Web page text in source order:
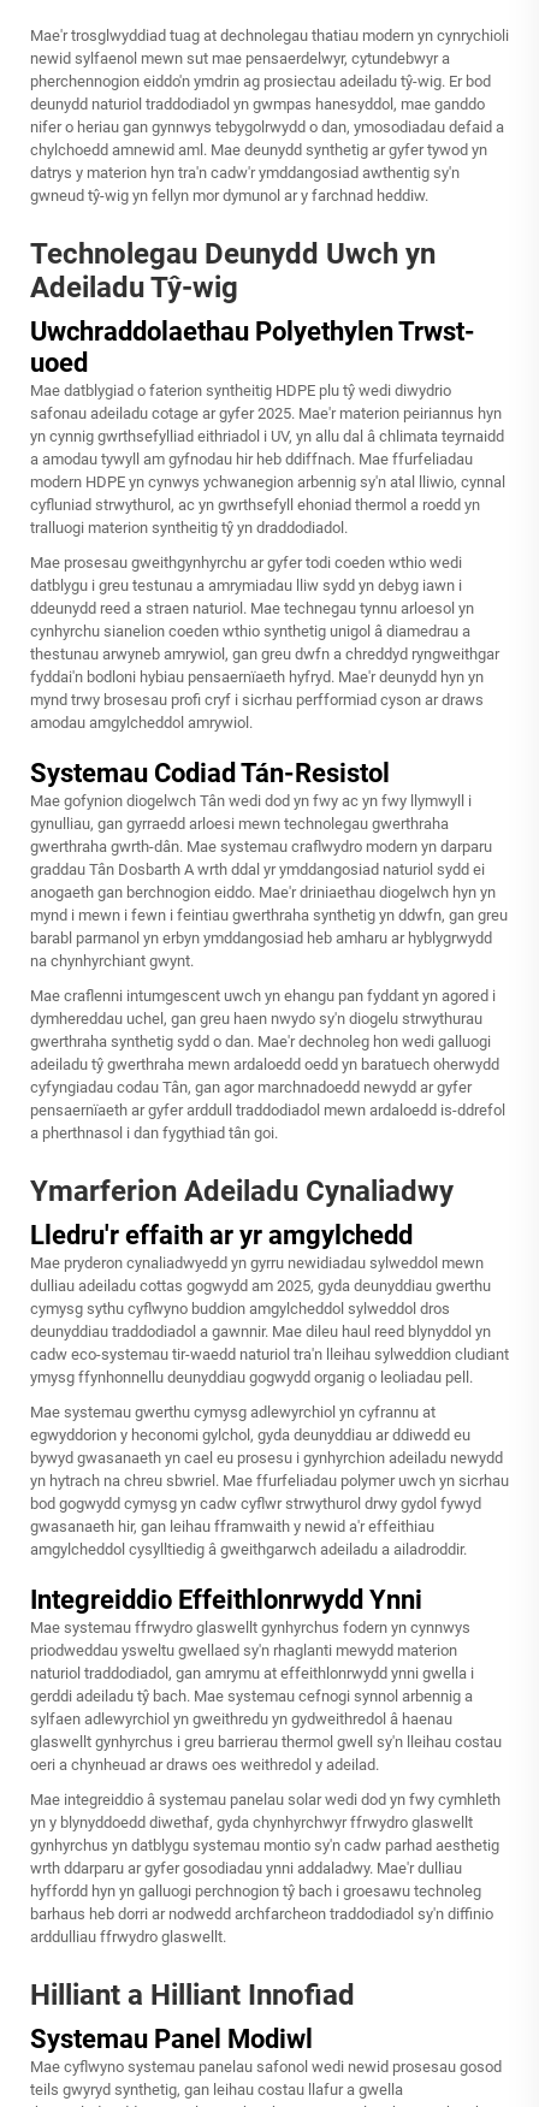
Mae'r trosglwyddiad tuag at dechnolegau thatiau modern yn cynrychioli
newid sylfaenol mewn sut mae pensaerdelwyr, cytundebwyr a
pherchennogion eiddo'n ymdrin ag prosiectau adeiladu tŷ-wig. Er bod
deunydd naturiol traddodiadol yn gwmpas hanesyddol, mae ganddo
nifer o heriau gan gynnwys tebygolrwydd o dan, ymosodiadau defaid a
chylchoedd amnewid aml. Mae deunydd synthetig ar gyfer tywod yn
datrys y materion hyn tra'n cadw'r ymddangosiad awthentig sy'n
gwneud tŷ-wig yn fellyn mor dymunol ar y farchnad heddiw.
Technolegau Deunydd Uwch yn
Adeiladu Tŷ-wig
Uwchraddolaethau Polyethylen Trwst-
uoed
Mae datblygiad o faterion syntheitig HDPE plu tŷ wedi diwydrio
safonau adeiladu cotage ar gyfer 2025. Mae'r materion peiriannus hyn
yn cynnig gwrthsefylliad eithriadol i UV, yn allu dal â chlimata teyrnaidd
a amodau tywyll am gyfnodau hir heb ddiffnach. Mae ffurfeliadau
modern HDPE yn cynwys ychwanegion arbennig sy'n atal lliwio, cynnal
cyfluniad strwythurol, ac yn gwrthsefyll ehoniad thermol a roedd yn
tralluogi materion syntheitig tŷ yn draddodiadol.
Mae prosesau gweithgynhyrchu ar gyfer todi coeden wthio wedi
datblygu i greu testunau a amrymiadau lliw sydd yn debyg iawn i
ddeunydd reed a straen naturiol. Mae technegau tynnu arloesol yn
cynhyrchu sianelion coeden wthio synthetig unigol â diamedrau a
thestunau arwyneb amrywiol, gan greu dwfn a chreddyd ryngweithgar
fyddai'n bodloni hybiau pensaernïaeth hyfryd. Mae'r deunydd hyn yn
mynd trwy brosesau profi cryf i sicrhau perfformiad cyson ar draws
amodau amgylcheddol amrywiol.
Systemau Codiad Tán-Resistol
Mae gofynion diogelwch Tân wedi dod yn fwy ac yn fwy llymwyll i
gynulliau, gan gyrraedd arloesi mewn technolegau gwerthraha
gwerthraha gwrth-dân. Mae systemau craflwydro modern yn darparu
graddau Tân Dosbarth A wrth ddal yr ymddangosiad naturiol sydd ei
anogaeth gan berchnogion eiddo. Mae'r driniaethau diogelwch hyn yn
mynd i mewn i fewn i feintiau gwerthraha synthetig yn ddwfn, gan greu
barabl parmanol yn erbyn ymddangosiad heb amharu ar hyblygrwydd
na chynhyrchiant gwynt.
Mae craflenni intumgescent uwch yn ehangu pan fyddant yn agored i
dymhereddau uchel, gan greu haen nwydo sy'n diogelu strwythurau
gwerthraha synthetig sydd o dan. Mae'r dechnoleg hon wedi galluogi
adeiladu tŷ gwerthraha mewn ardaloedd oedd yn baratuech oherwydd
cyfyngiadau codau Tân, gan agor marchnadoedd newydd ar gyfer
pensaernïaeth ar gyfer arddull traddodiadol mewn ardaloedd is-ddrefol
a pherthnasol i dan fygythiad tân goi.
Ymarferion Adeiladu Cynaliadwy
Lledru'r effaith ar yr amgylchedd
Mae pryderon cynaliadwyedd yn gyrru newidiadau sylweddol mewn
dulliau adeiladu cottas gogwydd am 2025, gyda deunyddiau gwerthu
cymysg sythu cyflwyno buddion amgylcheddol sylweddol dros
deunyddiau traddodiadol a gawnnir. Mae dileu haul reed blynyddol yn
cadw eco-systemau tir-waedd naturiol tra'n lleihau sylweddion cludiant
ymysg ffynhonnellu deunyddiau gogwydd organig o leoliadau pell.
Mae systemau gwerthu cymysg adlewyrchiol yn cyfrannu at
egwyddorion y heconomi gylchol, gyda deunyddiau ar ddiwedd eu
bywyd gwasanaeth yn cael eu prosesu i gynhyrchion adeiladu newydd
yn hytrach na chreu sbwriel. Mae ffurfeliadau polymer uwch yn sicrhau
bod gogwydd cymysg yn cadw cyflwr strwythurol drwy gydol fywyd
gwasanaeth hir, gan leihau fframwaith y newid a'r effeithiau
amgylcheddol cysylltiedig â gweithgarwch adeiladu a ailadroddir.
Integreiddio Effeithlonrwydd Ynni
Mae systemau ffrwydro glaswellt gynhyrchus fodern yn cynnwys
priodweddau ysweltu gwellaed sy'n rhaglanti mewydd materion
naturiol traddodiadol, gan amrymu at effeithlonrwydd ynni gwella i
gerddi adeiladu tŷ bach. Mae systemau cefnogi synnol arbennig a
sylfaen adlewyrchiol yn gweithredu yn gydweithredol â haenau
glaswellt gynhyrchus i greu barrierau thermol gwell sy'n lleihau costau
oeri a chynheuad ar draws oes weithredol y adeilad.
Mae integreiddio â systemau panelau solar wedi dod yn fwy cymhleth
yn y blynyddoedd diwethaf, gyda chynhyrchwyr ffrwydro glaswellt
gynhyrchus yn datblygu systemau montio sy'n cadw parhad aesthetig
wrth ddarparu ar gyfer gosodiadau ynni addaladwy. Mae'r dulliau
hyffordd hyn yn galluogi perchnogion tŷ bach i groesawu technoleg
barhaus heb dorri ar nodwedd archfarcheon traddodiadol sy'n diffinio
arddulliau ffrwydro glaswellt.
Hilliant a Hilliant Innofiad
Systemau Panel Modiwl
Mae cyflwyno systemau panelau safonol wedi newid prosesau gosod
teils gwyryd synthetig, gan leihau costau llafur a gwella